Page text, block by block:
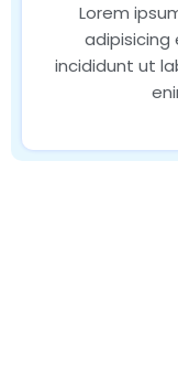
Lorem
adipisicing
incididunt ut